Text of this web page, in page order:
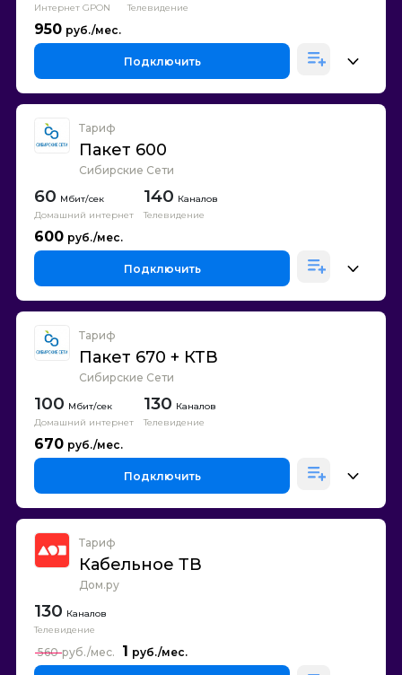
Интернет GPON
Телевидение
950
Подключить
Тариф
Пакет 600
Сибирские Сети
60
Домашний интернет
140 Каналов
Телевидение
600
Подключить
Тариф
Пакет 670 + КТВ
Сибирские Сети
100
Домашний интернет
130 Каналов
Телевидение
670
Подключить
Тариф
Кабельное ТВ
Дом.ру
130 Каналов
Телевидение
1
560